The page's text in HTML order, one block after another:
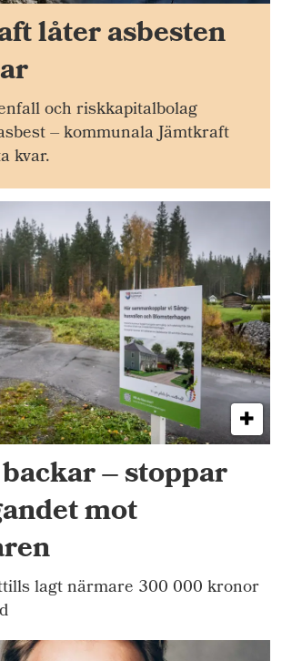
låter asbesten
och riskkapitalbolag
– kommunala Jämtkraft
kvar.
– stoppar
mot
lagt närmare 300 000 kronor